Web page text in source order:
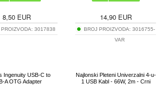
8,50 EUR
3017838
14,90EUR
BROJ PROIZVODA:3016755-
VAR
Ingenuity USB-C to
A OTG Adapter
Najlonski Pleteni Univerzalni 4-u-
1 USB Kabl - 66W, 2m - Crni